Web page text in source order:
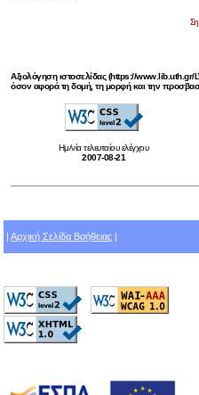
Αξιολόγηση ιστοσελίδας (https://
όσον αφορά τη δομή, τη μορφή και την
Ημ/νία τελευταίου ελέγχου
2007-08-21
| Αρχική Σελίδα Βοήθειας |